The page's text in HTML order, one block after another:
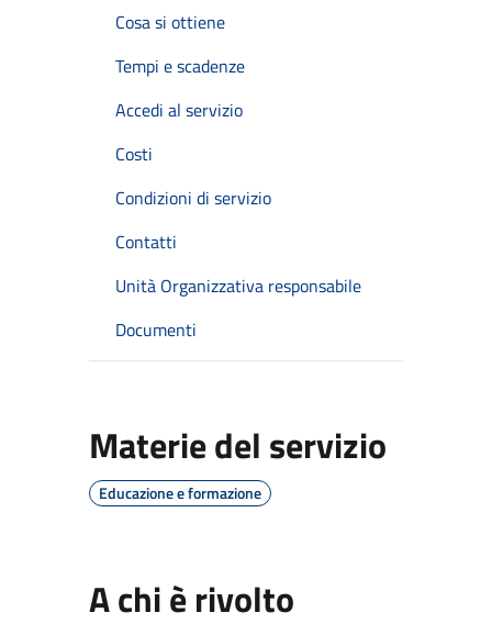
Cosa si ottiene
Tempi e scadenze
Accedi al servizio
Costi
Condizioni di servizio
Contatti
Unità Organizzativa responsabile
Documenti
Materie del servizio
Educazione e formazione
A chi è rivolto